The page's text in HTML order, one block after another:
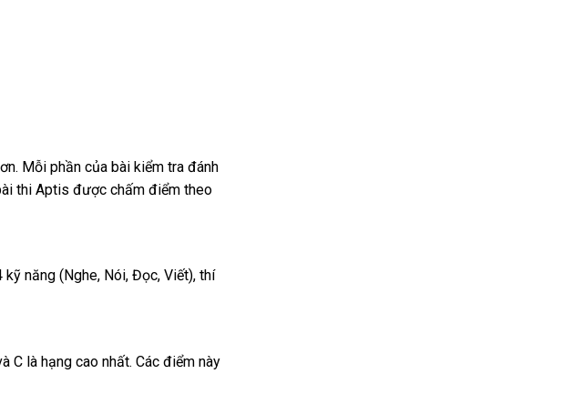
Mỗi phần của bài kiểm tra đánh
thi Aptis được chấm điểm theo
năng (Nghe, Nói, Đọc, Viết), thí
C là hạng cao nhất. Các điểm này